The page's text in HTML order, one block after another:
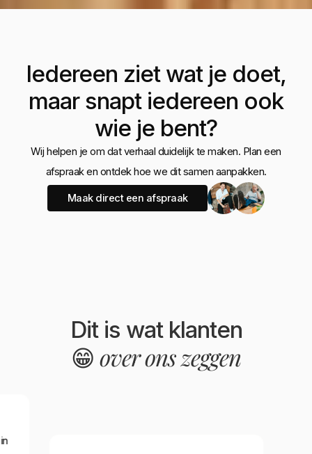
Iedereen ziet wat je doet,
maar snapt iedereen ook
wie je bent?
Wij helpen je om dat verhaal duidelijk te maken. Plan een
afspraak en ontdek hoe we dit samen aanpakken.
Maak direct een afspraak
Dit is wat klanten
😁 over ons zeggen